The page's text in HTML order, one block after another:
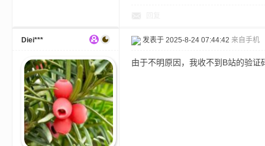
Diei*** 发表于 2025-8-24 07:44:42 来自手机
由于不明原因，我收不到B站的验